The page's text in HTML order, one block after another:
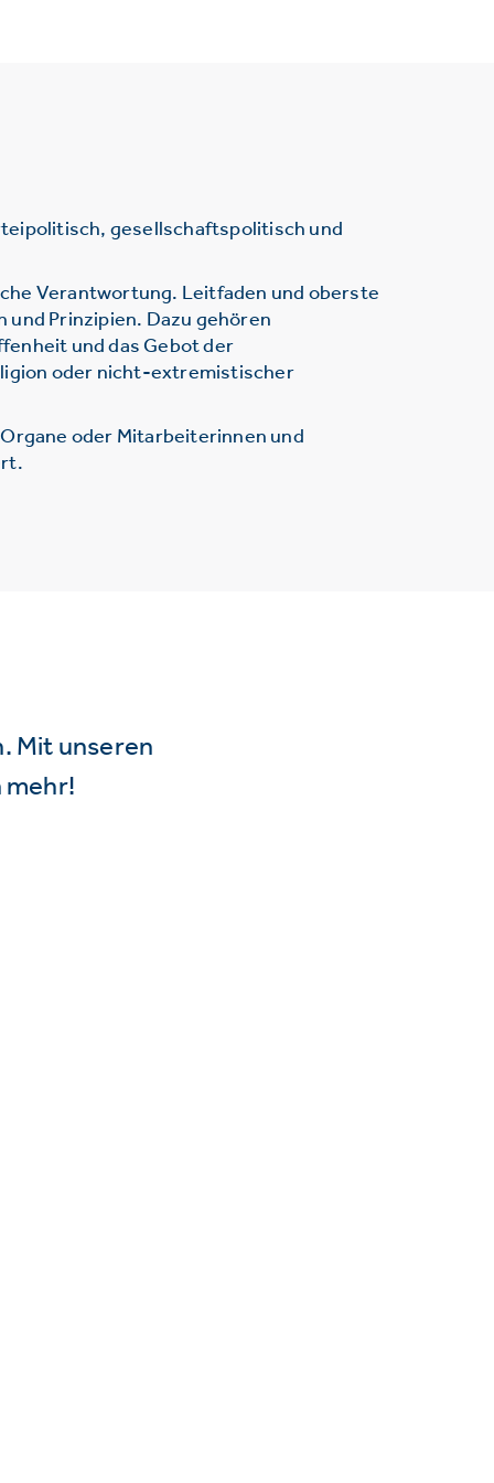
gesellschaftspolitisch und
Verantwortung. Leitfaden und oberste
und Prinzipien. Dazu gehören
und das Gebot der
oder nicht-extremistischer
oder Mitarbeiterinnen und
Mit unseren
mehr!